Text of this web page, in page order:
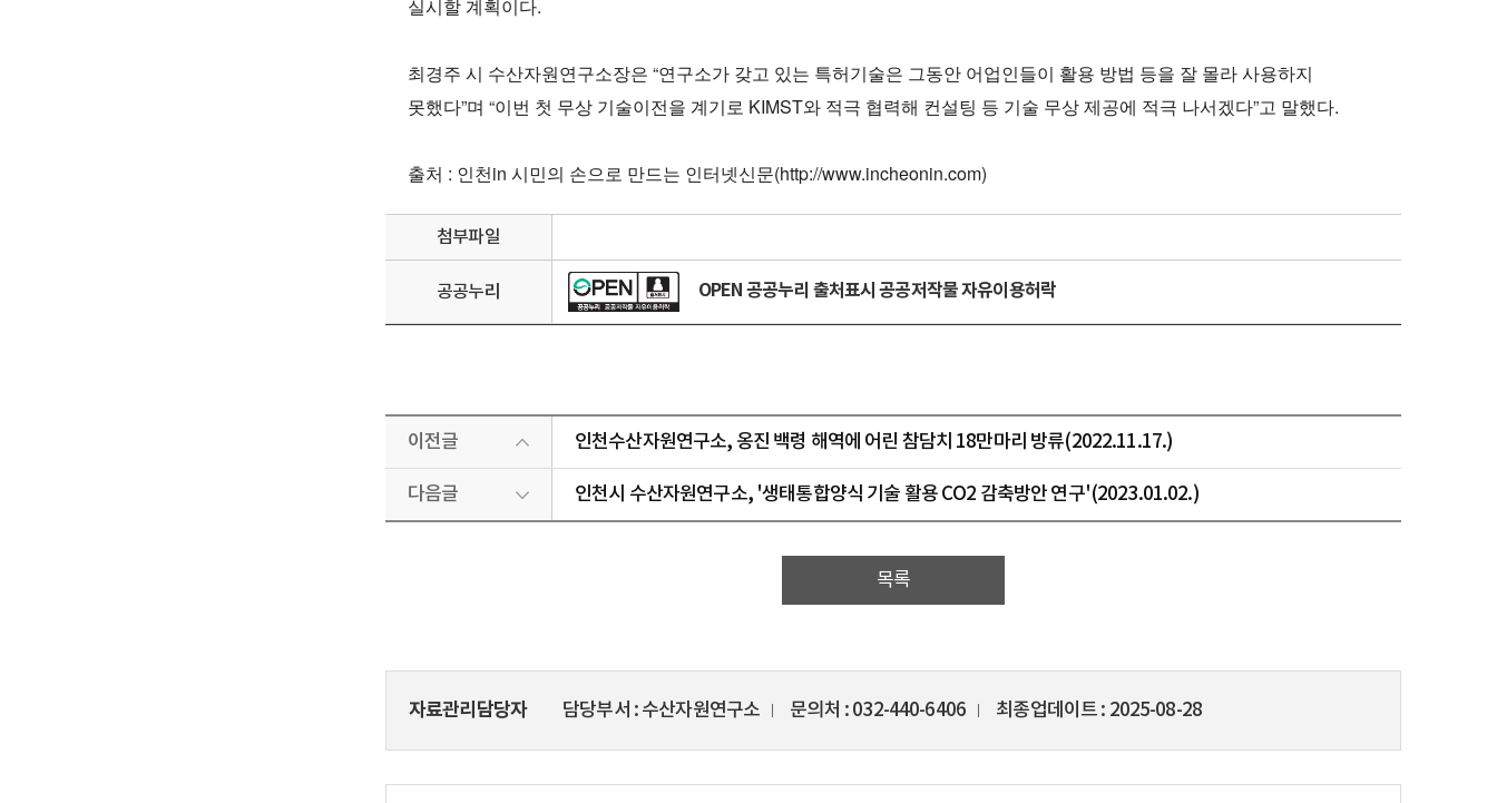
실시할 계획이다.
최경주 시 수산자원연구소장은 “연구소가 갖고 있는 특허기술은 그동안 어업인들이 활용 방법 등을 잘 몰라 사용하지
못했다”며 “이번 첫 무상 기술이전을 계기로 KIMST와 적극 협력해 컨설팅 등 기술 무상 제공에 적극 나서겠다”고 말했다.
출처 : 인천in 시민의 손으로 만드는 인터넷신문(http://www.incheonin.com)
첨부파일
공공누리 OPEN 공공누리 출처표시 공공저작물 자유이용허락
이전글 인천수산자원연구소, 옹진 백령 해역에 어린 참담치 18만마리 방류(2022.11.17.)
다음글 인천시 수산자원연구소, '생태통합양식 기술 활용 CO2 감축방안 연구'(2023.01.02.)
목록
자료관리담당자 담당부서 수산자원연구소 문의처 032-440-6406 최종업데이트 2025-08-28